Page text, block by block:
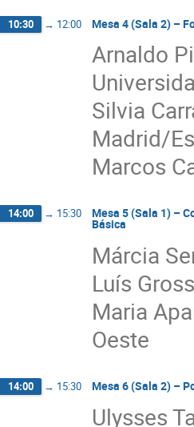
10:30 → 12:00 Mesa 4 (Sala 2) –
Arnaldo
Silvia
Madrid/
Marcos
14:00 → 15:30 Mesa 5 (Sala 1) –
Básica
Márcia
Luís
Maria
Oeste
14:00 → 15:30 Mesa 6 (Sala 2) –
Ulysses